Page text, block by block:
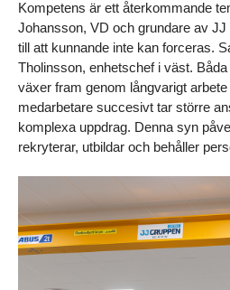
Kompetens är ett återkommande
Johansson, VD och grundare av
till att kunnande inte kan forceras.
Tholinsson, enhetschef i väst.
växer fram genom långvarigt
medarbetare succesivt tar större
komplexa uppdrag. Denna syn
rekryterar, utbildar och behåller